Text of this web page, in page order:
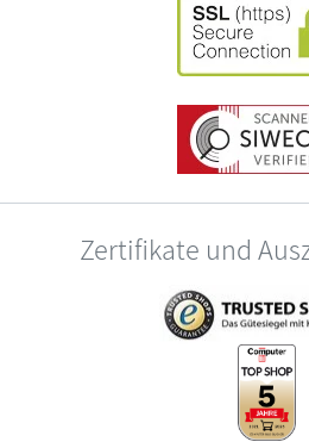
Zertifikate und